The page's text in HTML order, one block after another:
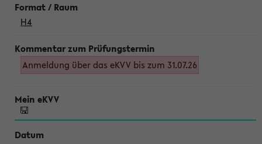
H4
Anmeldung über das eKVV bis zum 31.07.26